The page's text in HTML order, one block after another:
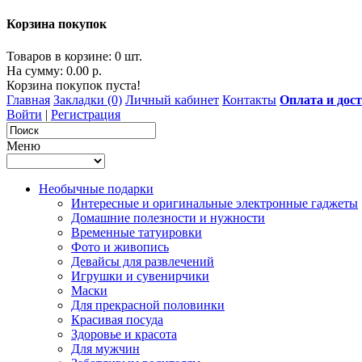
Корзина покупок
Товаров в корзине: 0 шт.
На сумму: 0.00 р.
Корзина покупок пуста!
Главная Закладки (0) Личный кабинет Контакты Оплата и
Войти | Регистрация
Меню
Необычные подарки
Интересные и оригинальные электронные гаджеты
Домашние полезности и нужности
Временные татуировки
Фото и живопись
Девайсы для развлечений
Игрушки и сувенирчики
Маски
Для прекрасной половинки
Красивая посуда
Здоровье и красота
Для мужчин